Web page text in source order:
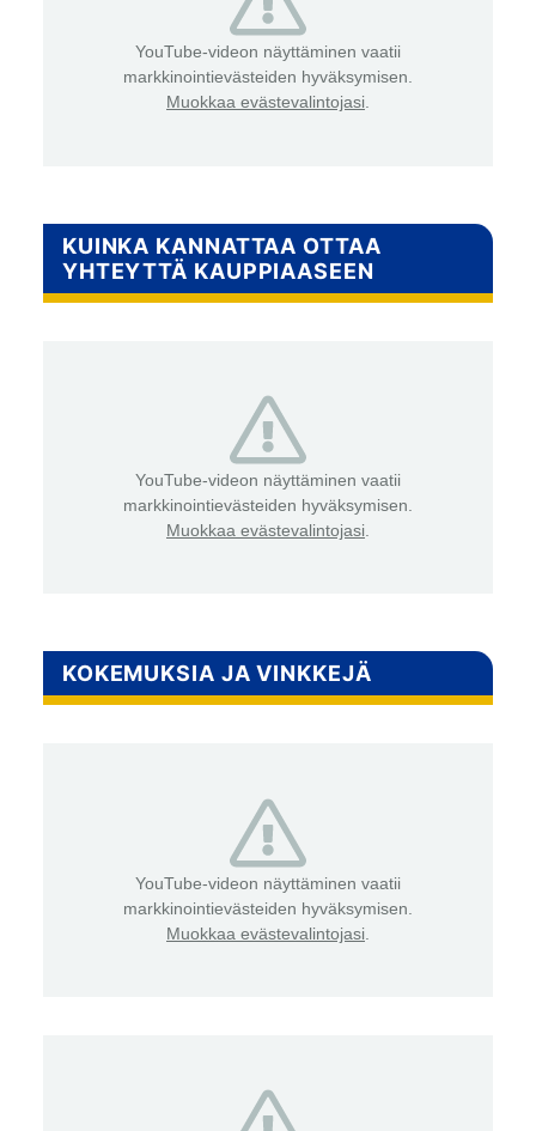
YouTube-videon näyttäminen vaatii
markkinointievästeiden hyväksymisen.
Muokkaa evästevalintojasi.
KUINKA KANNATTAA OTTAA
YHTEYTTÄ KAUPPIAASEEN
YouTube-videon näyttäminen vaatii
markkinointievästeiden hyväksymisen.
Muokkaa evästevalintojasi
KOKEMUKSIA JA VINKKEJÄ
YouTube-videon näyttäminen vaatii
markkinointievästeiden hyväksymisen.
Muokkaa evästevalintojasi